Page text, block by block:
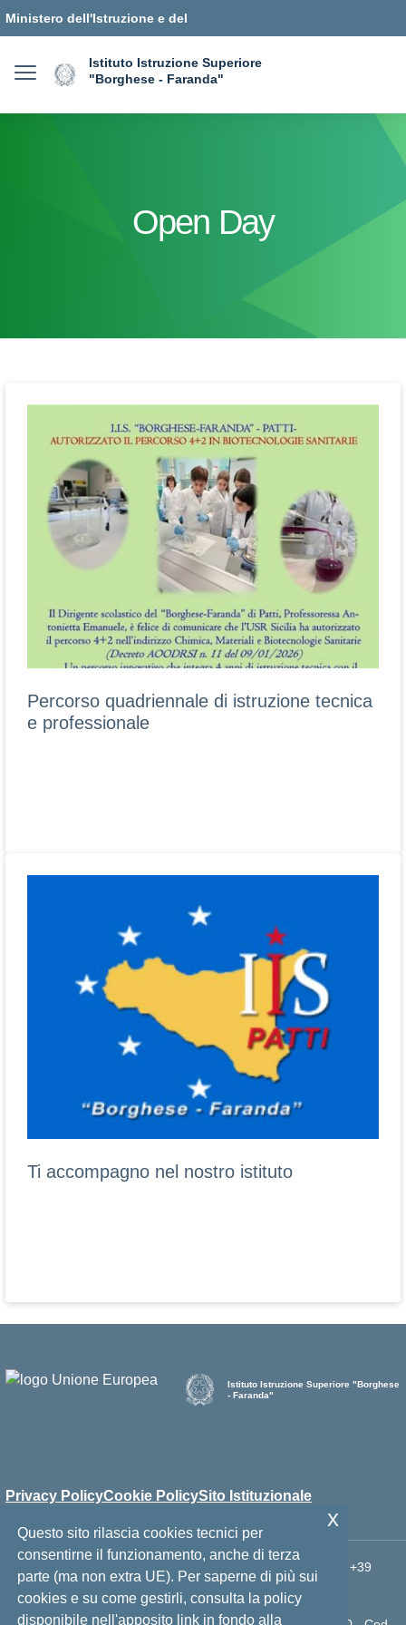
Questo sito rilascia cookies tecnici per
consentirne il funzionamento, anche di terza
parte (ma non extra UE). Per saperne di più sui
cookies e su come gestirli, consulta la policy
disponibile nell'apposito link in fondo alla
x
Ministero dell'Istruzione e del
Istituto Istruzione Superiore
"Borghese - Faranda"
Open Day
Percorso quadriennale di istruzione tecnica
e professionale
Ti accompagno nel nostro istituto
Istituto Istruzione Superiore "Borghese
- Faranda"
Privacy PolicyCookie PolicySito Istituzionale
Via Mons. A. Ficarra, 98066 - 98066 - Patti (ME) - Telefono: +39
0941 21007 - PEO: meis023001@istruzione.it - PEC:
meis023001@pec.istruzione.it